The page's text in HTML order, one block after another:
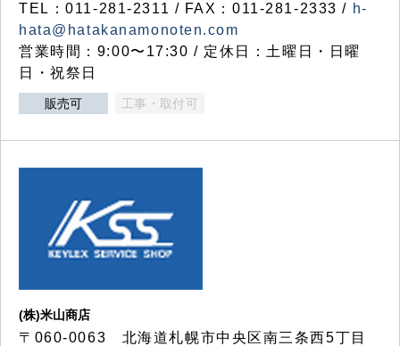
TEL：011-281-2311 / FAX：011-281-2333 / h-
hata@hatakanamonoten.com
営業時間：9:00〜17:30 / 定休日：土曜日・日曜
日・祝祭日
販売可 工事・取付可
(株)米山商店
〒060-0063 北海道札幌市中央区南三条西5丁目